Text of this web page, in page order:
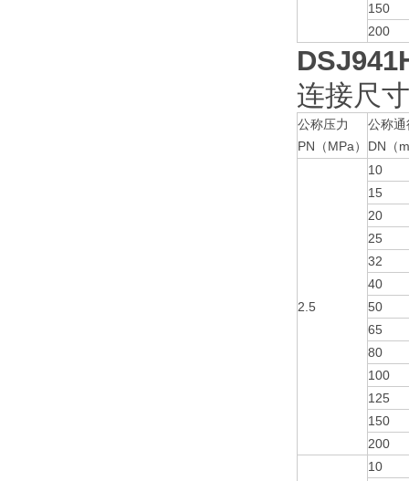
150
200
DSJ9
连接尺
公称压力
PN（MPa）
公称通
DN（
2.5
10
15
20
25
32
40
50
65
80
100
125
150
200
10